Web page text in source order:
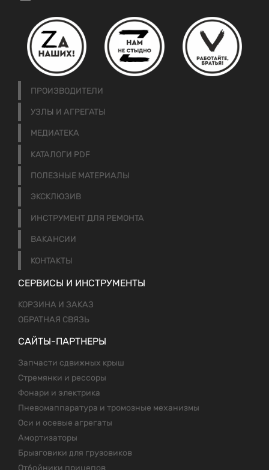
ПРОИЗВОДИТЕЛИ
УЗЛЫ И АГРЕГАТЫ
МЕДИАТЕКА
КАТАЛОГИ PDF
ПОЛЕЗНЫЕ МАТЕРИАЛЫ
ЭКСКЛЮЗИВ
ИНСТРУМЕНТ ДЛЯ РЕМОНТА
ВАКАНСИИ
КОНТАКТЫ
СЕРВИСЫ И ИНСТРУМЕНТЫ
КОРЗИНА И ЗАКАЗ
ОБРАТНАЯ СВЯЗЬ
САЙТЫ-ПАРТНЕРЫ
Запчасти сдвижных крыш
Стремянки и рессоры
Фонари и электрика
Пневомаппаратура и тромозные механизмы
Оси и осевые агрегаты
Амортизаторы
Брызговики для грузовиков
Отбойники прицепов